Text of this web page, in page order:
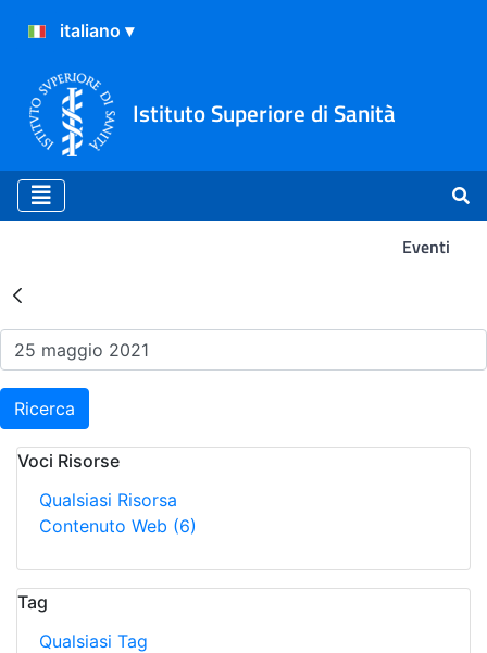
Istituto Superiore di Sanità
Eventi
Risultati della Ricerca -
Ricerca
Voci Risorse
Qualsiasi Risorsa
Contenuto Web (6)
Tag
Qualsiasi Tag